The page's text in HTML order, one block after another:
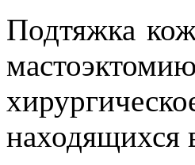
Подтяжка
находящихся